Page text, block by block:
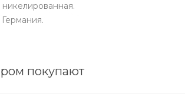
никелированная.
Германия.
покупают